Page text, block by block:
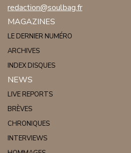
redaction@soulbag.fr
MAGAZINES
LE DERNIER NUMÉRO
ARCHIVES
INDEX DISQUES
NEWS
LIVE REPORTS
BRÈVES
CHRONIQUES
INTERVIEWS